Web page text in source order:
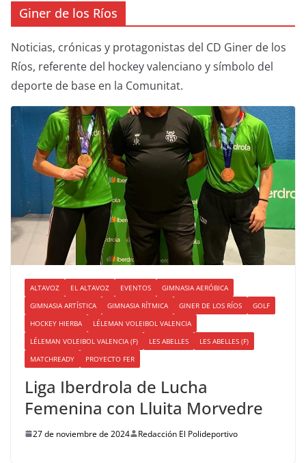
Giner de los Ríos
Noticias, crónicas y protagonistas del CD Giner de los
Ríos, referente del hockey valenciano y símbolo del
deporte de base en la Comunitat.
ALTAVOZ EL ALTAVOZ EVENTOS
GIMNASIA AERÓBICA
GIMNASIA ARTÍSTICA
GIMNASIA RÍTMICA GINER DE LOS RÍOS
GOLF
HOCKEY HIERBA
LÉLEMAN VOLEIBOL VALENCIA
LÉLEMAN VOLEIBOL VALENCIA (F)
LES ABELLES
LES ABELLES (F)
MATCHREADY
PROYECTO FER
Liga Iberdrola de Lucha
Femenina con Lluita Morvedre
27 de noviembre de 2024 Redacción El Polideportivo